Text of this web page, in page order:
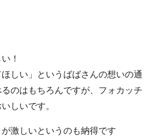
！
ほしい」というばばさんの想いの通
のはもちろんですが、フォカッチ
しいです。
激しいというのも納得です